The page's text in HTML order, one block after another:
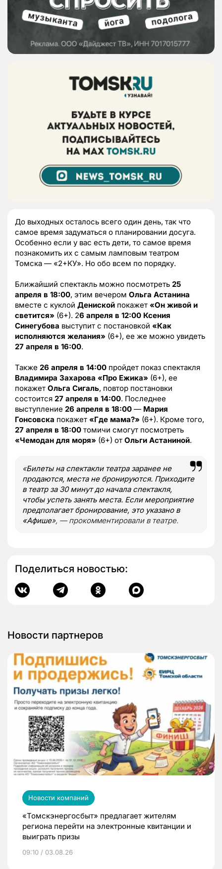
До выходных осталось всего один день, так что
самое время задуматься о планировании досуга.
Особенно если у вас есть дети, то самое время
познакомить их с самым ламповым театром
Томска — «2+КУ». Но обо всем по порядку.
Ближайший спектакль можно посмотреть 25
апреля в 18:00, этим вечером Ольга Астанина
вместе с куклой Дениской покажет «Он живой и
светится» (6+). 26 апреля в 12:00 Ксения
Синегубова выступит с постановкой «Как
исполняются желания» (6+), ее же можно увидеть
27 апреля в 16:00.
Также 26 апреля в 14:00 пройдет показ спектакля
Владимира Захарова «Про Ежика» (6+), ее
покажет Ольга Сигаль, повтор постановки
состоится 27 апреля в 14:00. Последнее
выступление 26 апреля в 18:00 — Мария
Гонсовска покажет «Где мама?» (6+). Кроме того,
27 апреля в 18:00 томичи смогут посмотреть
«Чемодан для моря» (6+) от Ольги Астаниной.
«Билеты на спектакли театра заранее не
продаются, места не бронируются. Приходите
в театр за 30 минут до начала спектакля,
чтобы успеть занять места. Если мероприятие
предполагает бронирование, это указано в
«Афише», — прокомментировали в театре.
Поделиться новостью:
Новости партнеров
Новости компаний
«Томскэнергосбыт» предлагает жителям
региона перейти на электронные квитанции и
выиграть призы
09:10 / 03.08.26